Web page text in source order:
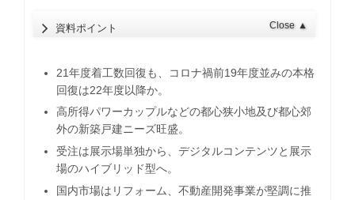
資料ポイント Close ▲
21年度着工数回復も、コロナ禍前19年度並みの本格
回復は22年度以降か。
高所得パワーカップルなどの都心狭小地及び都心郊
外の新築戸建ニーズ旺盛。
受注は展示場単独から、デジタルコンテンツと展示
場のハイブリッド型へ。
国内市場はリフォーム、不動産開発事業が堅調に推